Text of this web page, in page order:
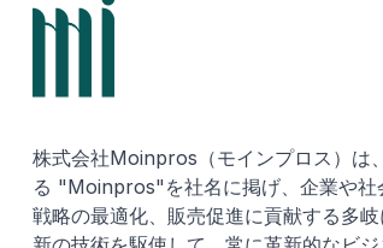
株式会社Moinpros（モインプロス）
る "Moinpros"を社名に掲げ、企業や社
戦略の最適化、販売促進に貢献する多